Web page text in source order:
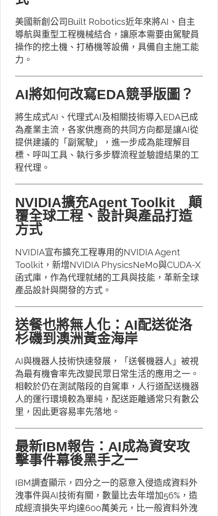
美國新創公司Built Robotics近年來將AI、自主
導航與重型工程機械結合，讓原本需要由駕駛員
操作的挖土機、打樁機等設備，具備自主施工能
力。
AI將如何改寫EDA競爭版圖？
將生成式AI、代理式AI及相關技術導入EDA已成
為產業主流，各家供應商的共同方向都是讓AI從
提供建議的「副駕駛」，進一步成為能理解目
標、呼叫工具、執行多步驟流程並驗證結果的工
程代理。
NVIDIA擴充Agent Toolkit 顛
覆全球工程、設計與產品打造
方式
NVIDIA宣布擴充工程專用的NVIDIA Agent
Toolkit，新增NVIDIA PhysicsNeMo與CUDA-X
函式庫，作為代理就緒的工具與技能，革新全球
產品設計與開發的方式。
送餐也將無人化：AI配送從洛
杉磯到澳洲黃金海岸
AI與機器人技術快速發展，「送餐機器人」被視
為最有機會率先改變民眾日常生活的應用之一。
相較於仍在測試階段的自駕車，人行道配送機器
人的運行環境較為單純，配送距離通常只有數公
里，因此更容易率先落地。
最新IBM報告：AI成為資安攻
擊事件幕後黑手之一
IBM調查顯示，四分之一的惡意入侵造成資料外
洩事件與AI技術有關，數量比去年增加56%，造
成經濟損失平均達600萬美元，比一般資料外洩